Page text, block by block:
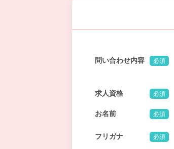
問い合わせ内容 必須
求人資格 必須
お名前 必須
フリガナ 必須